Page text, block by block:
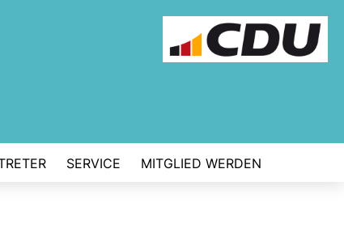
SERVICE MITGLIED WERDEN